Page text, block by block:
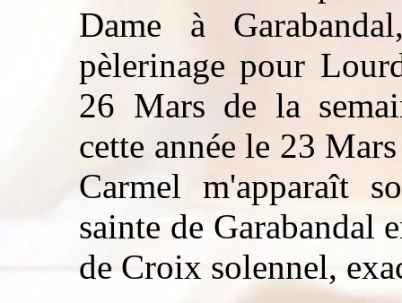
Dame à
pèlerinage pour
26 Mars de la
cette année le 23
Carmel m'apparaît
sainte de Garabandal
de Croix solennel,